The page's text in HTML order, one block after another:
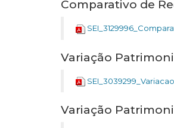
Comparativo de
Variação
Variação